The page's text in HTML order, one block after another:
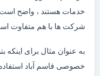
خدمات هستند ، واضح است
شرکت ها با هم متفاوت
به عنوان مثال برای اینکه
خصوصی قاسم آباد استفاده